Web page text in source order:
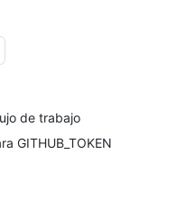
de trabajo
GITHUB_TOKEN